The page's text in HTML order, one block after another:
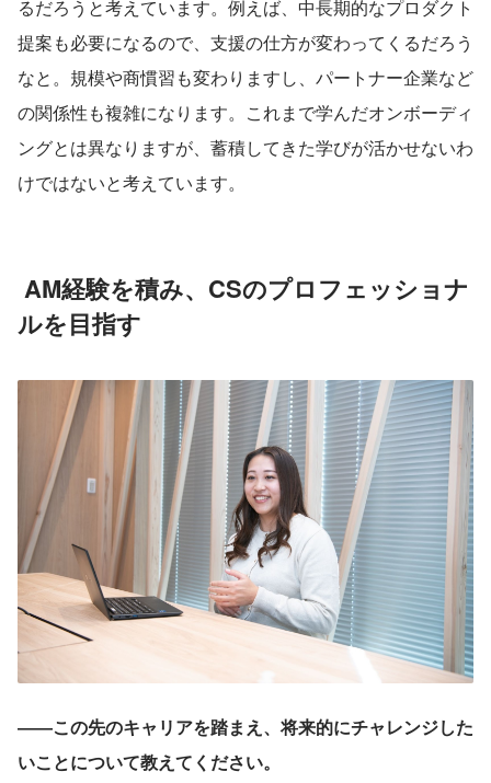
るだろうと考えています。例えば、中長期的なプロダクト
提案も必要になるので、支援の仕方が変わってくるだろう
なと。規模や商慣習も変わりますし、パートナー企業など
の関係性も複雑になります。これまで学んだオンボーディ
ングとは異なりますが、蓄積してきた学びが活かせないわ
けではないと考えています。
AM経験を積み、CSのプロフェッショナ
ルを目指す
――この先のキャリアを踏まえ、将来的にチャレンジした
いことについて教えてください。